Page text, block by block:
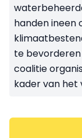
handen ineen
te
coalitie
kader van het